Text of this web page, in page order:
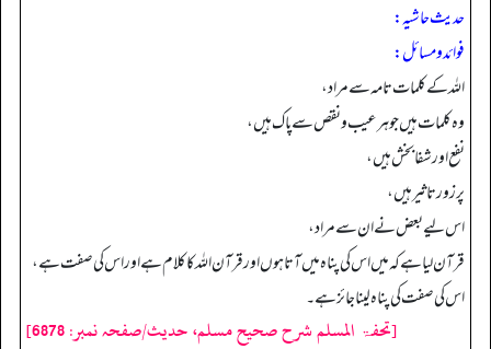
حدیث حاشیہ:
فوائد ومسائل:
اللہ کے کلمات تامہ سے مراد،
وہ کلمات ہیں جو ہر عیب و نقص سے پاک ہیں،
نفع اور شفا بخش ہیں،
پر زور تاثیر ہیں،
اس لیے بعض نے ان سے مراد،
قرآن لیا ہے کہ میں اس کی پناہ میں آتا ہوں اور قرآن اللہ کا کلام ہے اور اس کی صفت ہے،
اس کی صفت کی پناہ لینا جائز ہے۔
[تحفۃ المسلم شرح صحیح مسلم، حدیث/صفحہ نمبر: 6878]